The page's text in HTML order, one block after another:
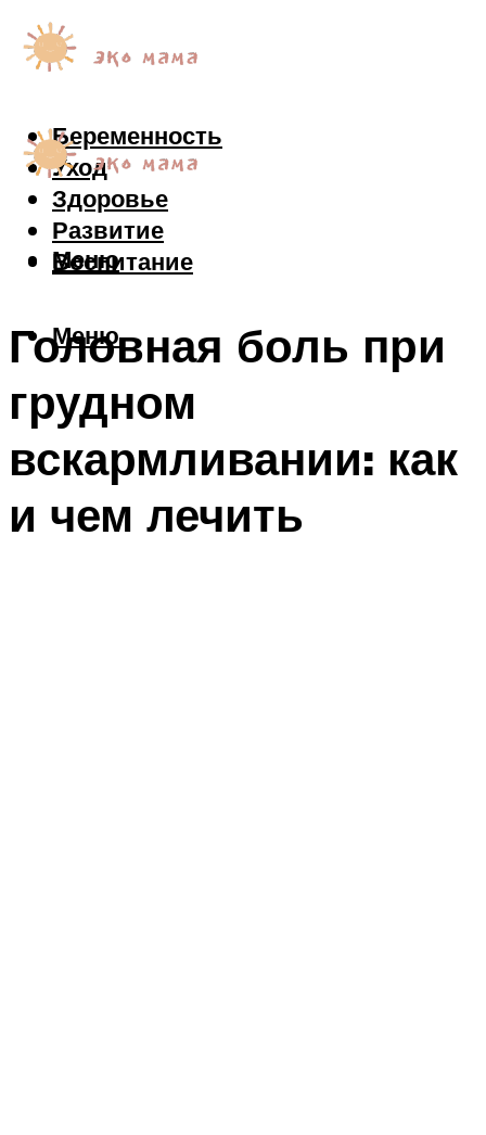
Беременность
Уход
Здоровье
Развитие
Воспитание
Меню
Меню
Головная боль при
грудном
вскармливании: как
и чем лечить